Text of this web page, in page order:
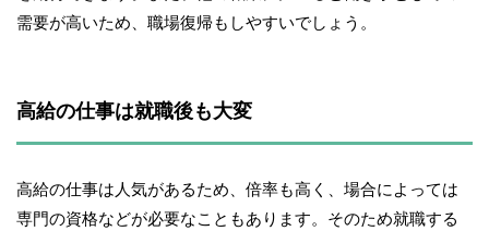
需要が高いため、職場復帰もしやすいでしょう。
高給の仕事は就職後も大変
高給の仕事は人気があるため、倍率も高く、場合によっては
専門の資格などが必要なこともあります。そのため就職する